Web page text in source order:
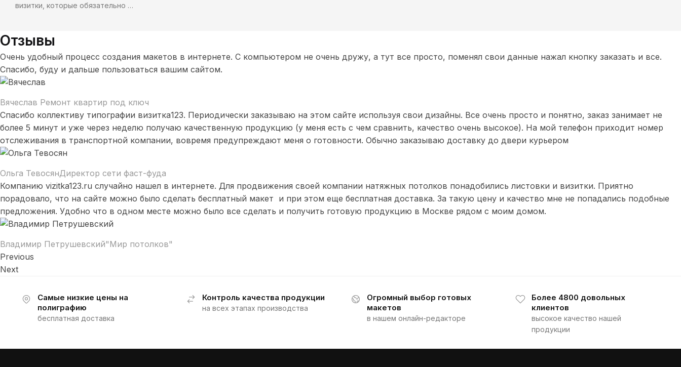
визитки, которые обязательно …
Отзывы
Очень удобный процесс создания макетов в интернете. С компьютером не очень дружу, а тут все просто, поменял свои данные нажал кнопку заказать и все.
Спасибо, буду и дальше пользоваться вашим сайтом.
Вячеслав Ремонт квартир под ключ
Спасибо коллективу типографии визитка123. Периодически заказываю на этом сайте используя свои дизайны. Все очень просто и понятно, заказ занимает не
более 5 минут и уже через неделю получаю качественную продукцию (у меня есть с чем сравнить, качество очень высокое). На мой телефон приходит номер
отслеживания в транспортной компании, вовремя предупреждают меня о готовности. Обычно заказываю доставку до двери курьером
Ольга ТевосянДиректор сети фаст-фуда
Компанию vizitka123.ru случайно нашел в интернете. Для продвижения своей компании натяжных потолков понадобились листовки и визитки. Приятно
порадовало, что на сайте можно было сделать бесплатный макет и при этом еще бесплатная доставка. За такую цену и качество мне не попадались подобные
предложения. Удобно что в одном месте можно было все сделать и получить готовую продукцию в Москве рядом с моим домом.
Владимир Петрушевский"Мир потолков"
Previous
Next
Самые низкие цены на
полиграфию
бесплатная доставка
Контроль качества продукции
на всех этапах производства
Огромный выбор готовых
макетов
в нашем онлайн-редакторе
Более 4800 довольных
клиентов
высокое качество нашей
продукции